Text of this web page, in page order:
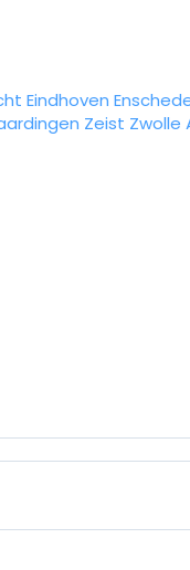
Eindhoven
Zeist Zwolle